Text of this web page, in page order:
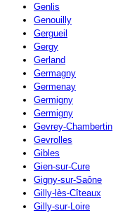
Genlis
Genouilly
Gergueil
Gergy
Gerland
Germagny
Germenay
Germigny
Germigny
Gevrey-Chambertin
Gevrolles
Gibles
Gien-sur-Cure
Gigny-sur-Saône
Gilly-lès-Cîteaux
Gilly-sur-Loire